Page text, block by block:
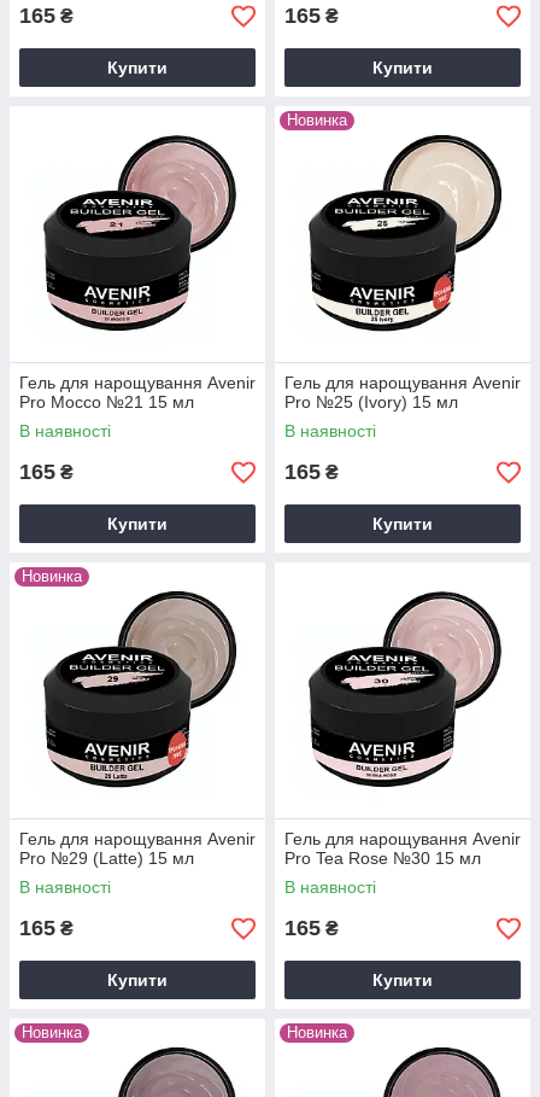
165 ₴
Купити
165 ₴
Купити
Гель для нарощування Avenir
Pro Mocco №21 15 мл
В наявності
165 ₴
Купити
Новинка
Гель для нарощування Avenir
Pro №25 (Ivory) 15 мл
В наявності
165 ₴
Купити
Новинка
Гель для нарощування Avenir
Pro №29 (Latte) 15 мл
В наявності
165 ₴
Купити
Гель для нарощування Avenir
Pro Tea Rose №30 15 мл
В наявності
165 ₴
Купити
Новинка Новинка